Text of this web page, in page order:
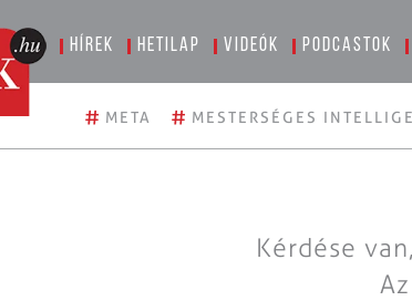
Hírek Hetilap Videók Podcastok
# META # MESTERSÉGES
Kérdése
Az